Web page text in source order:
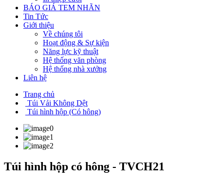
BÁO GIÁ TEM NHÃN
Tin Tức
Giới thiệu
Về chúng tôi
Hoạt động & Sự kiện
Năng lực kỹ thuật
Hệ thống văn phòng
Hệ thống nhà xưởng
Liên hệ
Trang chủ
Túi Vải Không Dệt
Túi hình hộp (Có hông)
Túi hình hộp có hông - TVCH21